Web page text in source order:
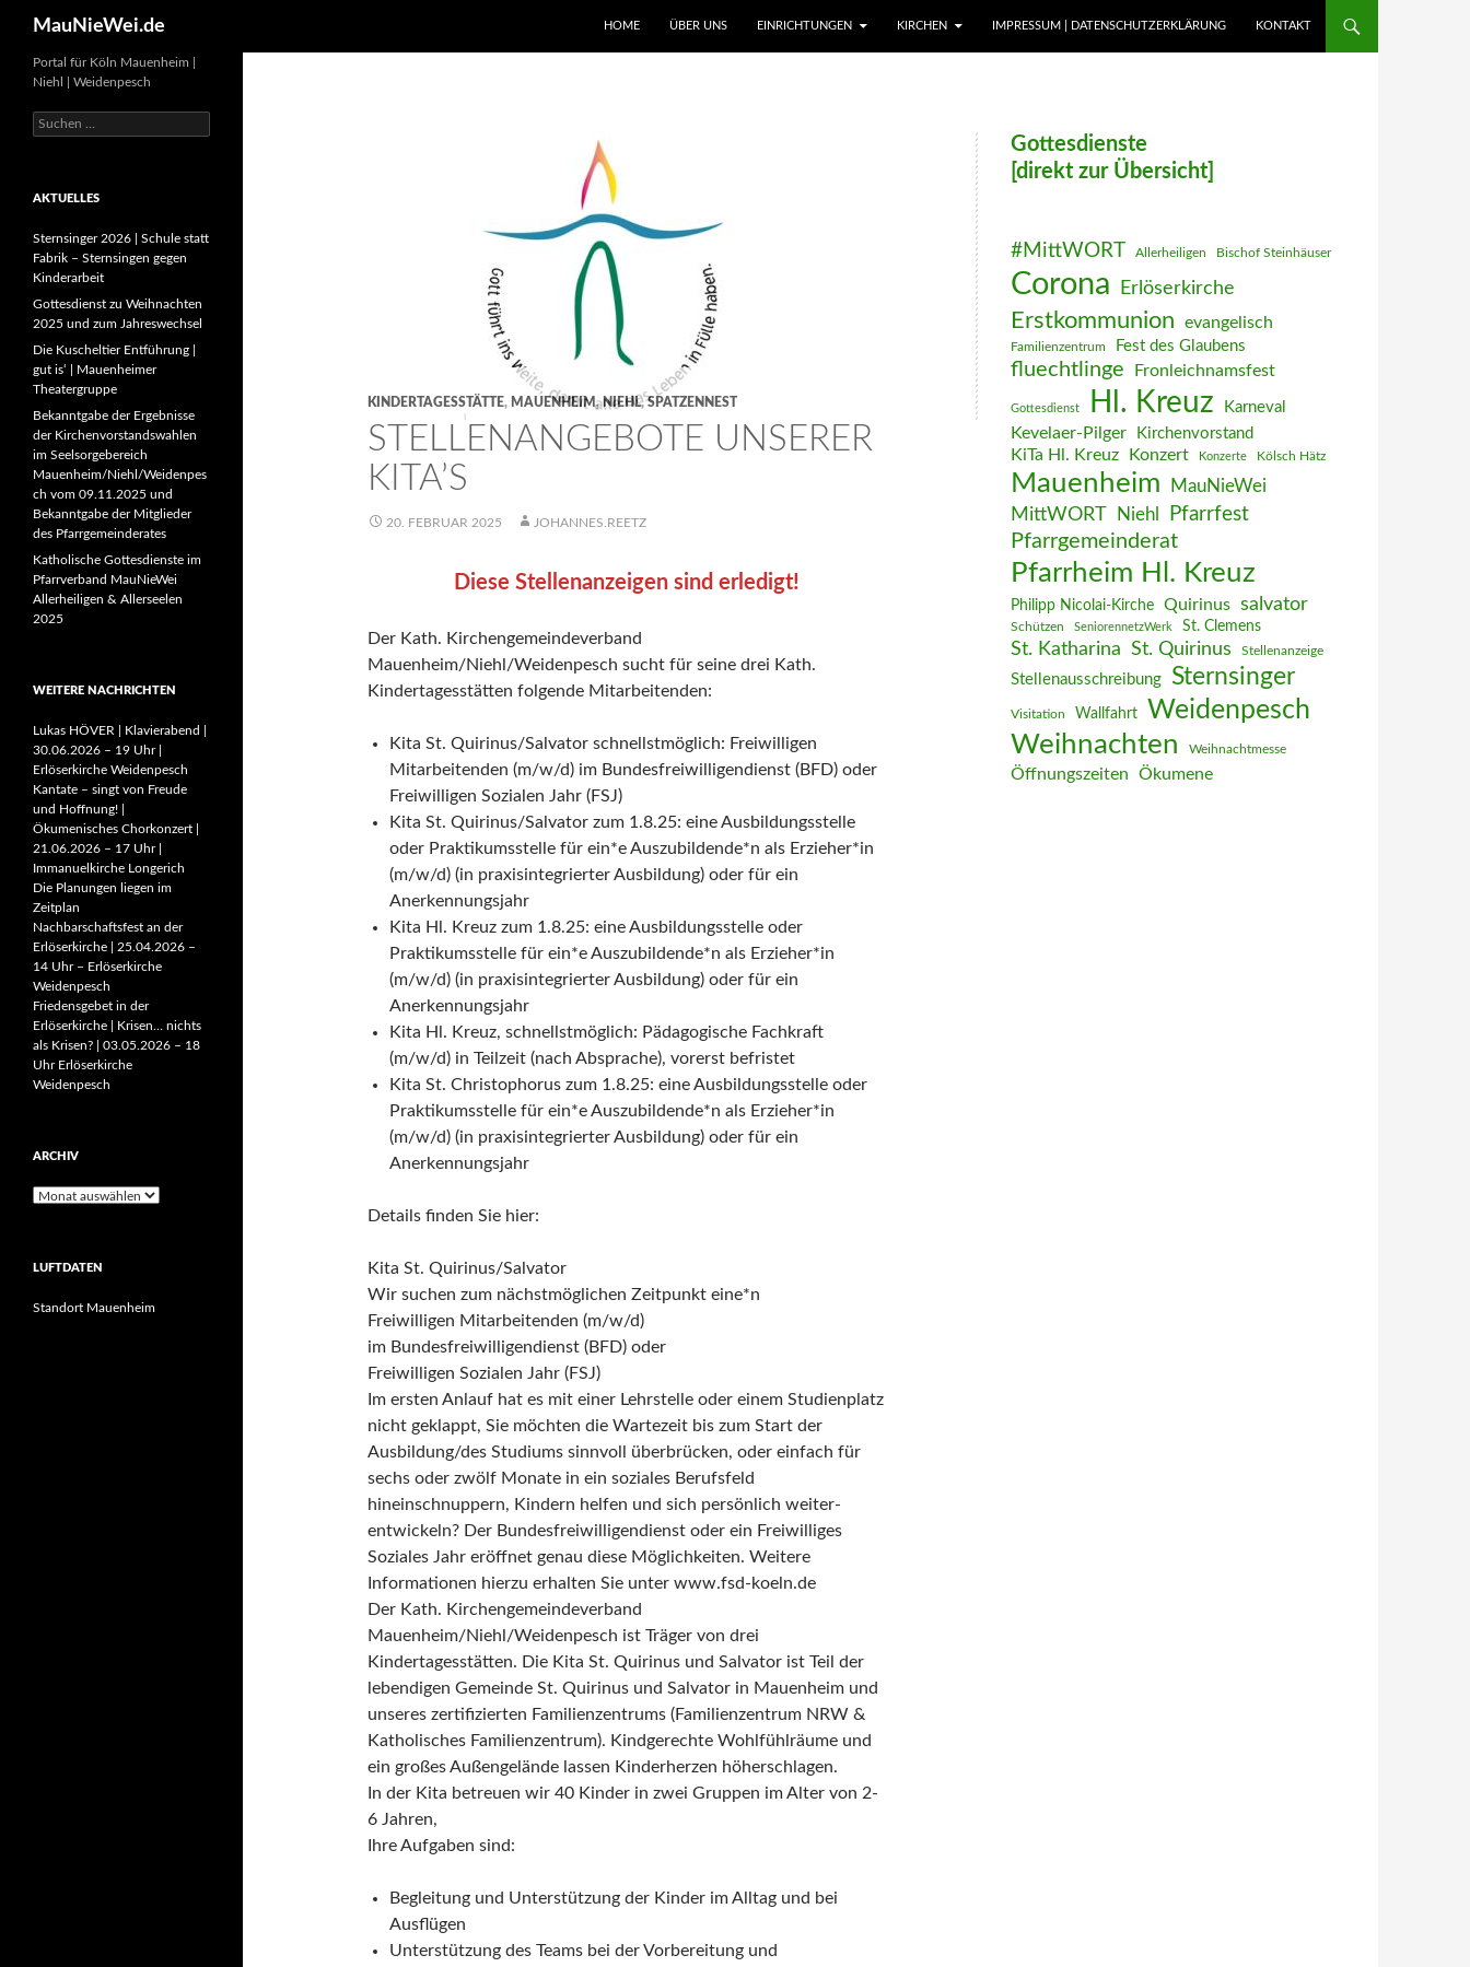
MauNieWei.de
HOME
ÜBER UNS EINRICHTUNGEN KIRCHEN IMPRESSUM | DATENSCHUTZERKLÄRUNG KONTAKT
KINDERTAGESSTÄTTE, MAUENHEIM,NIEHL,SPATZENNEST
STELLENANGEBOTE UNSERER
KITA’S
20. FEBRUAR 2025 JOHANNES.REETZ
Diese Stellenanzeigen sind erledigt!
Der Kath. Kirchengemeindeverband
Mauenheim/Niehl/Weidenpesch sucht für seine drei Kath.
Kindertagesstätten folgende Mitarbeitenden:
Kita St. Quirinus/Salvator schnellstmöglich: Freiwilligen
Mitarbeitenden (m/w/d) im Bundesfreiwilligendienst (BFD) oder
Freiwilligen Sozialen Jahr (FSJ)
Kita St. Quirinus/Salvator zum 1.8.25: eine Ausbildungsstelle
oder Praktikumsstelle für ein*e Auszubildende*n als Erzieher*in
(m/w/d) (in praxisintegrierter Ausbildung) oder für ein
Anerkennungsjahr
Kita Hl. Kreuz zum 1.8.25: eine Ausbildungsstelle oder
Praktikumsstelle für ein*e Auszubildende*n als Erzieher*in
(m/w/d) (in praxisintegrierter Ausbildung) oder für ein
Anerkennungsjahr
Kita Hl. Kreuz, schnellstmöglich: Pädagogische Fachkraft
(m/w/d) in Teilzeit (nach Absprache), vorerst befristet
Kita St. Christophorus zum 1.8.25: eine Ausbildungsstelle oder
Praktikumsstelle für ein*e Auszubildende*n als Erzieher*in
(m/w/d) (in praxisintegrierter Ausbildung) oder für ein
Anerkennungsjahr
Details finden Sie hier:
Kita St. Quirinus/Salvator
Wir suchen zum nächstmöglichen Zeitpunkt eine*n
Freiwilligen Mitarbeitenden (m/w/d)
im Bundesfreiwilligendienst (BFD) oder
Freiwilligen Sozialen Jahr (FSJ)
Im ersten Anlauf hat es mit einer Lehrstelle oder einem Studienplatz
nicht geklappt, Sie möchten die Wartezeit bis zum Start der
Ausbildung/des Studiums sinnvoll überbrücken, oder einfach für
sechs oder zwölf Monate in ein soziales Berufsfeld
hineinschnuppern, Kindern helfen und sich persönlich weiter-
entwickeln? Der Bundesfreiwilligendienst oder ein Freiwilliges
Soziales Jahr eröffnet genau diese Möglichkeiten. Weitere
Informationen hierzu erhalten Sie unter www.fsd-koeln.de
Der Kath. Kirchengemeindeverband
Mauenheim/Niehl/Weidenpesch ist Träger von drei
Kindertagesstätten. Die Kita St. Quirinus und Salvator ist Teil der
lebendigen Gemeinde St. Quirinus und Salvator in Mauenheim und
unseres zertifizierten Familienzentrums (Familienzentrum NRW &
Katholisches Familienzentrum). Kindgerechte Wohlfühlräume und
ein großes Außengelände lassen Kinderherzen höherschlagen.
In der Kita betreuen wir 40 Kinder in zwei Gruppen im Alter von 2-
6 Jahren,
Ihre Aufgaben sind:
Begleitung und Unterstützung der Kinder im Alltag und bei
Ausflügen
Unterstützung des Teams bei der Vorbereitung und
Gottesdienste
[direkt zur Übersicht]
#MittWORT Allerheiligen Bischof Steinhäuser
Corona Erlöserkirche
Erstkommunion evangelisch
Familienzentrum Fest des Glaubens
fluechtlinge Fronleichnamsfest
Gottesdienst Hl. Kreuz Karneval
Kevelaer-Pilger Kirchenvorstand
KiTa Hl. Kreuz Konzert Konzerte Kölsch Hätz
Mauenheim MauNieWei
MittWORT Niehl Pfarrfest
Pfarrgemeinderat
Pfarrheim Hl. Kreuz
Philipp Nicolai-Kirche Quirinus salvator
Schützen SeniorennetzWerk St. Clemens
St. Katharina St. Quirinus Stellenanzeige
Stellenausschreibung Sternsinger
Visitation Wallfahrt Weidenpesch
Weihnachten Weihnachtmesse
Öffnungszeiten Ökumene
Portal für Köln Mauenheim |
Niehl | Weidenpesch
Suchen
nach:
AKTUELLES
Sternsinger 2026 | Schule statt
Fabrik – Sternsingen gegen
Kinderarbeit
Gottesdienst zu Weihnachten
2025 und zum Jahreswechsel
Die Kuscheltier Entführung |
gut is‘ | Mauenheimer
Theatergruppe
Bekanntgabe der Ergebnisse
der Kirchenvorstandswahlen
im Seelsorgebereich
Mauenheim/Niehl/Weidenpes
ch vom 09.11.2025 und
Bekanntgabe der Mitglieder
des Pfarrgemeinderates
Katholische Gottesdienste im
Pfarrverband MauNieWei
Allerheiligen & Allerseelen
2025
WEITERE NACHRICHTEN
Lukas HÖVER | Klavierabend |
30.06.2026 – 19 Uhr |
Erlöserkirche Weidenpesch
Kantate – singt von Freude
und Hoffnung! |
Ökumenisches Chorkonzert |
21.06.2026 – 17 Uhr |
Immanuelkirche Longerich
Die Planungen liegen im
Zeitplan
Nachbarschaftsfest an der
Erlöserkirche | 25.04.2026 –
14 Uhr – Erlöserkirche
Weidenpesch
Friedensgebet in der
Erlöserkirche | Krisen… nichts
als Krisen? | 03.05.2026 – 18
Uhr Erlöserkirche
Weidenpesch
ARCHIV
Archiv
LUFTDATEN
Standort Mauenheim